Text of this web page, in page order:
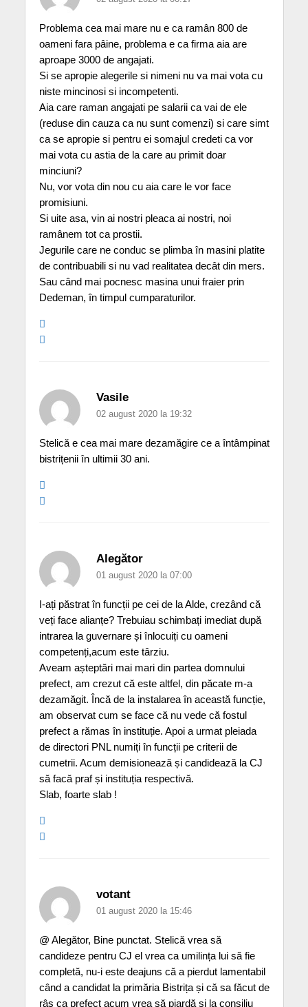
Problema cea mai mare nu e ca ramân 800 de
oameni fara pâine, problema e ca firma aia are
aproape 3000 de angajati.
Si se apropie alegerile si nimeni nu va mai vota cu
niste mincinosi si incompetenti.
Aia care raman angajati pe salarii ca vai de ele
(reduse din cauza ca nu sunt comenzi) si care simt
ca se apropie si pentru ei somajul credeti ca vor
mai vota cu astia de la care au primit doar
minciuni?
Nu, vor vota din nou cu aia care le vor face
promisiuni.
Si uite asa, vin ai nostri pleaca ai nostri, noi
ramânem tot ca prostii.
Jegurile care ne conduc se plimba în masini platite
de contribuabili si nu vad realitatea decât din mers.
Sau când mai pocnesc masina unui fraier prin
Dedeman, în timpul cumparaturilor.
Vasile
02 august 2020 la 19:32
Stelică e cea mai mare dezamăgire ce a întâmpinat
bistrițenii în ultimii 30 ani.
Alegător
01 august 2020 la 07:00
I-ați păstrat în funcții pe cei de la Alde, crezând că
veți face alianțe? Trebuiau schimbați imediat după
intrarea la guvernare și înlocuiți cu oameni
competenți,acum este târziu.
Aveam așteptări mai mari din partea domnului
prefect, am crezut că este altfel, din păcate m-a
dezamăgit. Încă de la instalarea în această funcție,
am observat cum se face că nu vede că fostul
prefect a rămas în instituție. Apoi a urmat pleiada
de directori PNL numiți în funcții pe criterii de
cumetrii. Acum demisionează și candidează la CJ
să facă praf și instituția respectivă.
Slab, foarte slab !
votant
01 august 2020 la 15:46
@ Alegător, Bine punctat. Stelică vrea să
candideze pentru CJ el vrea ca umilința lui să fie
completă, nu-i este deajuns că a pierdut lamentabil
când a candidat la primăria Bistrița și că sa făcut de
râs ca prefect acum vrea să piardă și la consiliu